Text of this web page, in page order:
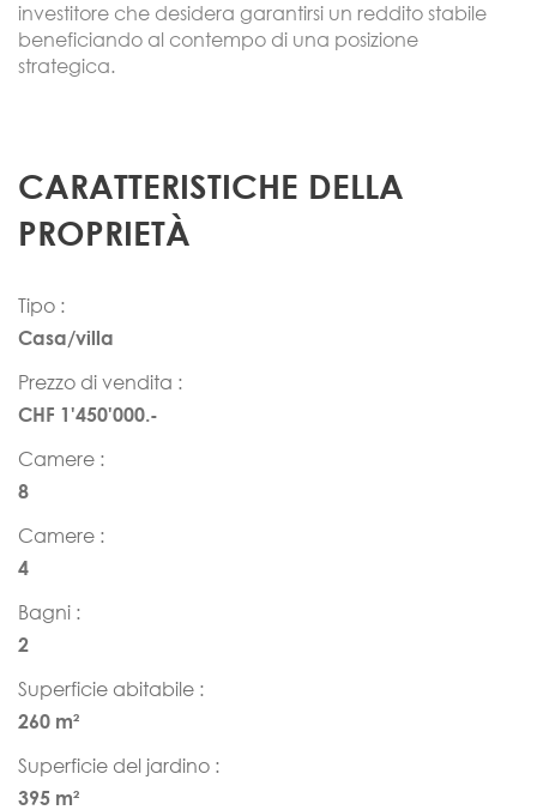
investitore che desidera garantirsi un reddito stabile
beneficiando al contempo di una posizione
strategica.
CARATTERISTICHE DELLA
PROPRIETÀ
Tipo :
Casa/villa
Prezzo di vendita :
CHF 1'450'000.-
Camere :
8
Camere :
4
Bagni :
2
Superficie abitabile :
260 m²
Superficie del jardino :
395 m²